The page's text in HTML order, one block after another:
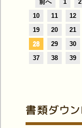
前へ 1 2
10
11 12
19
20 21
28
29 30
37
38 39